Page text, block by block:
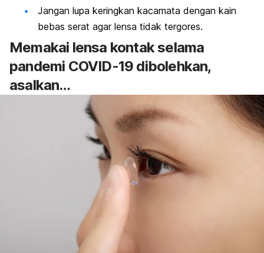
Jangan lupa keringkan kacamata dengan kain
bebas serat agar lensa tidak tergores.
Memakai lensa kontak selama
pandemi COVID-19 dibolehkan,
asalkan…